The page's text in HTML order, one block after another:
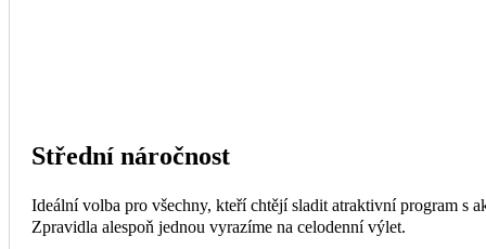
Střední náročnost
Ideální volba pro všechny, kteří chtějí sladit atraktivní program s
Zpravidla alespoň jednou vyrazíme na celodenní výlet.